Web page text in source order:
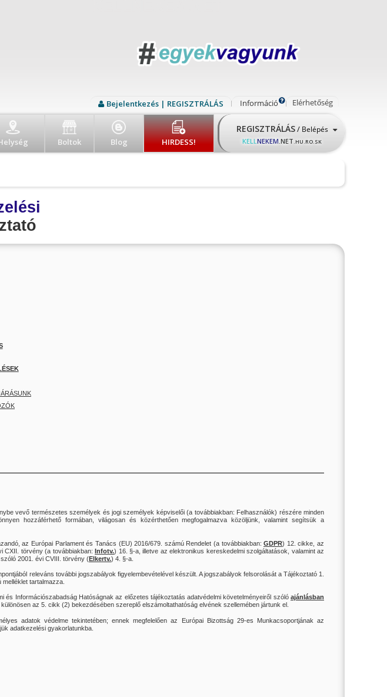
Elérhetőség
Információ
Bejelentkezés | REGISZTRÁLÁS
Boltok Blog HIRDESS!
REGISZTRÁLÁS/ Belépés
KELLNEKEM.NET.HU.RO.SK
vevő természetes személyek és jogi személyek képviselői (a továbbiakban: Felhasználók) részére minden
hozzáférhető formában, világosan és közérthetően megfogalmazva közöljünk, valamint segítsük a
az Európai Parlament és Tanács (EU) 2016/679. számú Rendelet (a továbbiakban:GDPR) 12. cikke,az
CXII. törvény (a továbbiakban:Infotv.) 16. §-a, illetve az elektronikus kereskedelmi szolgáltatások, valamint az
2001. évi CVIII. törvény (Elkertv.) 4. §-a
releváns további jogszabályok figyelembevételével készült. A jogszabályok felsorolását a Tájékoztató 1.
tartalmazza.
és Információszabadság Hatóságnak az előzetes tájékoztatás adatvédelmi követelményeiről szóló ajánlásban
az 5. cikk (2) bekezdésében szereplő elszámoltathatóság elvének szellemében jártunk el.
adatok védelme tekintetében; ennek megfelelően az Európai Bizottság 29-es Munkacsoportjának az
adatkezelési gyakorlatunkba.